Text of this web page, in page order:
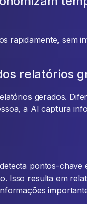
rapidamente, sem
relatórios
gerados.
a AI captura
pontos-chave
Isso resulta em